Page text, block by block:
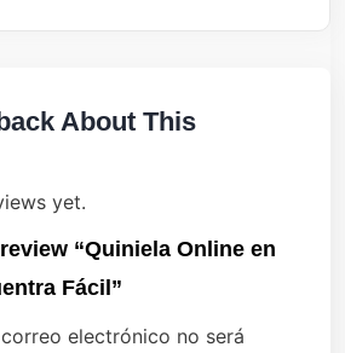
About This
yet.
“Quiniela Online en
Fácil”
electrónico no será